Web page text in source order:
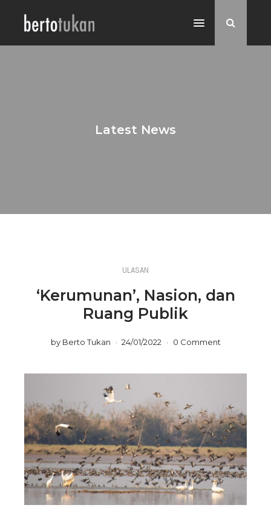
Latest News
ULASAN
‘Kerumunan’, Nasion, dan
Ruang Publik
by Berto Tukan 24/01/2022 0 Comment